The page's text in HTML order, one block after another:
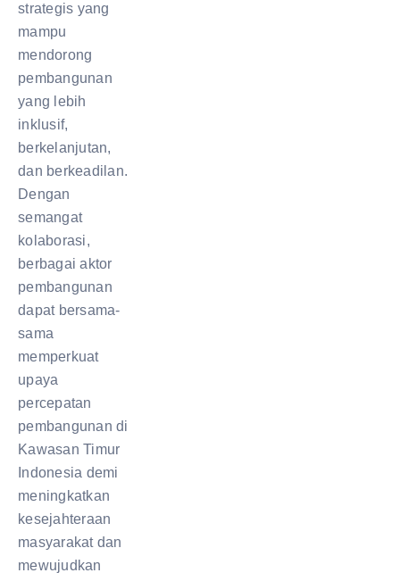
strategis yang
mampu
mendorong
pembangunan
yang lebih
inklusif,
berkelanjutan,
dan berkeadilan.
Dengan
semangat
kolaborasi,
berbagai aktor
pembangunan
dapat bersama-
sama
memperkuat
upaya
percepatan
pembangunan di
Kawasan Timur
Indonesia demi
meningkatkan
kesejahteraan
masyarakat dan
mewujudkan